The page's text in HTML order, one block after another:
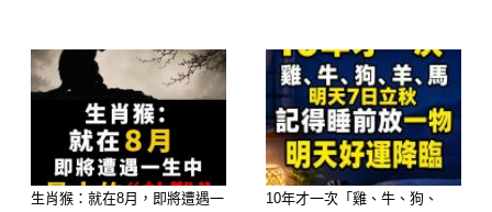
性格： 妳是一個做事有幹勁、重情重
義的人，在群體中往往是核心人物。
2026 運勢： 選這碗湯代表妳會「遇火
生肖猴：就在8月，即將遭遇一
10年才一次「雞、牛、狗、